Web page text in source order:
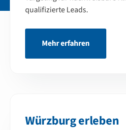
qualifizierte Leads.
Mehr erfahren
Würzburg erleben